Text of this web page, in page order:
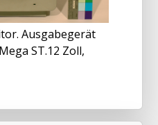
Ausgabegerät
ST.12 Zoll,